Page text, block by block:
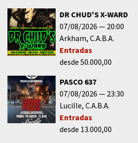
DR CHUD'S X-WARD
07/08/2026
20:00
Arkham C.A.B.A.
Entradas
desde 50.000,00
PASCO 637
07/08/2026
23:30
Lucille C.A.B.A.
Entradas
desde 13.000,00